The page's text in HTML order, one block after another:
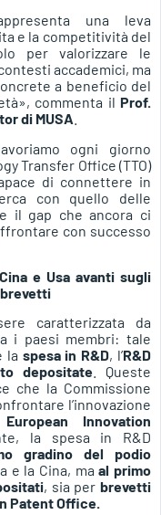
una leva
e la competitività del
per valorizzare le
accademici, ma
a beneficio del
commenta il Prof.
di MUSA
ogni giorno
Transfer Office (TTO)
di connettere in
con quello delle
il gap che ancora ci
con successo
e Usa avanti sugli
brevetti
caratterizzata da
i paesi membri: tale
la spesa in R&D, l’R&D
depositate. Queste
che la Commissione
l’innovazione
European Innovation
la spesa in R&D
gradino del podio
e la Cina, maal primo
, sia perbrevetti
Patent Office.